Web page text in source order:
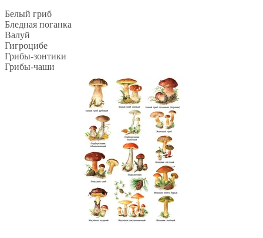
Белый гриб
Бледная поганка
Валуй
Гигроцибе
Грибы-зонтики
Грибы-чаши